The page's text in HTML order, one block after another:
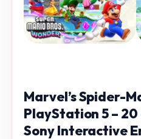
Marvel’s Spider-
PlayStation 5 – 20
Sony Interactive